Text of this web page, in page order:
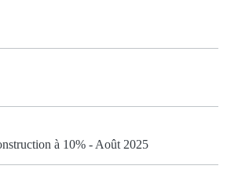
à 10% - Août 2025